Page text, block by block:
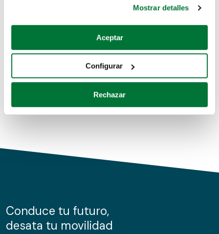
Si lo permite, también quisiéramos:
Recopilar información sobre su ubicación geográfica
Identificar su dispositivo analizándolo activamente
para buscar características específicas (huellas
Obtenga más información sobre cómo se procesan sus
de cookies.
información sobre el uso que haga del sitio web con
nuestros partners de redes sociales, publicidad y análisis
Mostrar detalles
Aceptar
Configurar
Rechazar
Coches de segunda mano
Coches de km0
Conduce tu futuro,
desata tu movilidad